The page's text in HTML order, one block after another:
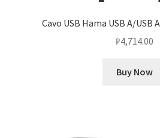
Cavo USB Hama USB A/USB
₽4,714.00
Buy Now